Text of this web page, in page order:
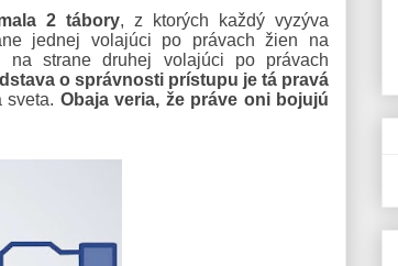
2 tábory, z ktorých každý vyzýva
jednej volajúci po právach žien na
na strane druhej volajúci po právach
o správnosti prístupu je tá pravá
sveta. Obaja veria, že práve oni bojujú